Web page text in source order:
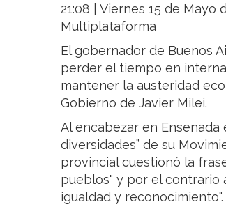
21:08 | Viernes 15 de Mayo
Multiplataforma
El gobernador de Buenos
perder el tiempo en
mantener la austeridad
Gobierno de Javier Milei.
Al encabezar en Ensenada
diversidades” de su
provincial cuestionó la
pueblos" y por el contrario
igualdad y reconocimiento".